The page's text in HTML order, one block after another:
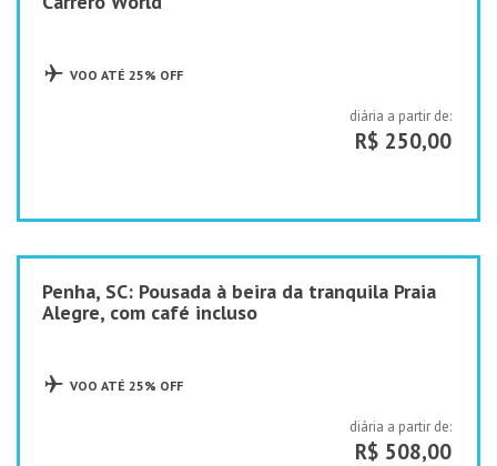
VOO ATÉ 25% OFF
diária a partir de:
R$ 250,00
Penha, SC: Pousada à beira da tranquila Praia
Alegre, com café incluso
VOO ATÉ 25% OFF
diária a partir de:
R$ 508,00